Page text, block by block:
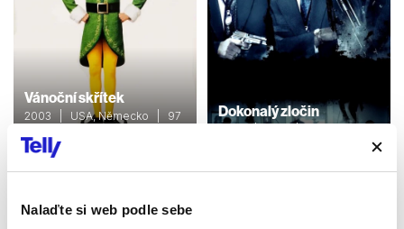
Nalaďte si web podle sebe
Vánoční skřítek
2003 | USA, Německo | 97
Filmy / Rodinné / Komedie /
Fantasy
Dokonalý zločin